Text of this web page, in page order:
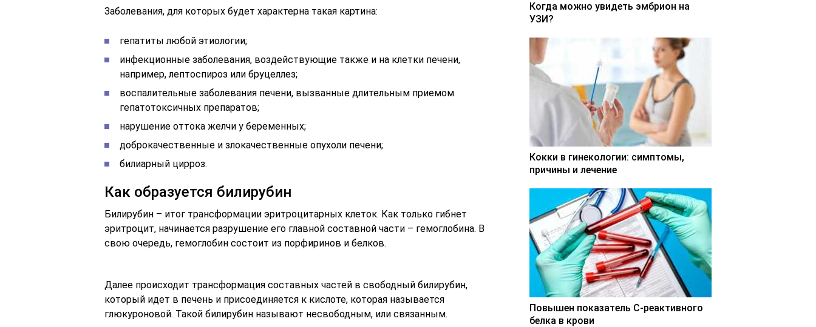
Заболевания, для которых будет характерна такая картина:
гепатиты любой этиологии;
инфекционные заболевания, воздействующие также и на клетки печени,
например, лептоспироз или бруцеллез;
воспалительные заболевания печени, вызванные длительным приемом
гепатотоксичных препаратов;
нарушение оттока желчи у беременных;
доброкачественные и злокачественные опухоли печени;
билиарный цирроз.
Как образуется билирубин
Билирубин – итог трансформации эритроцитарных клеток. Как только гибнет
эритроцит, начинается разрушение его главной составной части – гемоглобина. В
свою очередь, гемоглобин состоит из порфиринов и белков.
Далее происходит трансформация составных частей в свободный билирубин,
который идет в печень и присоединяется к кислоте, которая называется
глюкуроновой. Такой билирубин называют несвободным, или связанным.
Когда можно увидеть эмбрион на
УЗИ?
Кокки в гинекологии: симптомы,
причины и лечение
Повышен показатель С-реактивного
белка в крови